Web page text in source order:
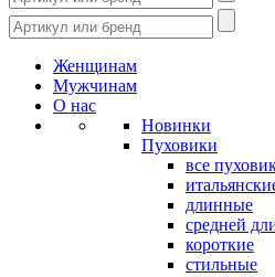
Женщинам
Мужчинам
О нас
Новинки
Пуховики
все
длинные
средней
короткие
стильные